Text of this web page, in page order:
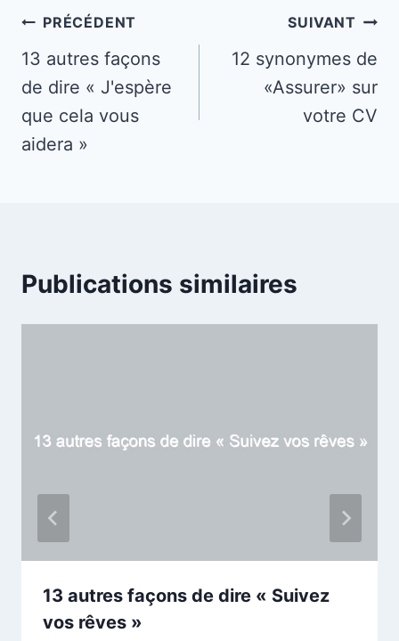
Navigation
de
l’article
PRÉCÉDENT
13 autres façons
de dire « J'espère
que cela vous
aidera »
SUIVANT
12 synonymes de
«Assurer» sur
votre CV
Publications similaires
13 autres façons de dire « Suivez
vos rêves »